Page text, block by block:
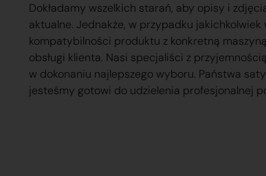
Dokładamy wszelkich starań, aby opisy i
aktualne. Jednakże, w przypadku
kompatybilności produktu z konkretną
obsługi klienta. Nasi specjaliści z
w dokonaniu najlepszego wyboru. Państwa
jesteśmy gotowi do udzielenia profesjonalnej